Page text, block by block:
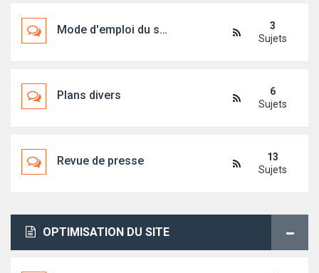
Mode d'emploi du site
3
Sujets
Plans divers
6
Sujets
Revue de presse
13
Sujets
OPTIMISATION DU SITE